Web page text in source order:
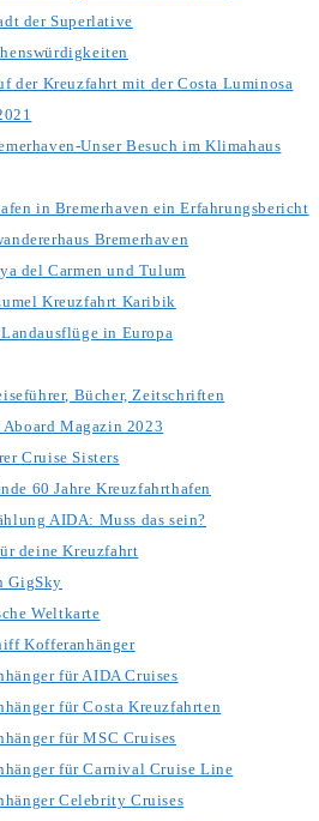
der Superlative
der Kreuzfahrt mit der Costa Luminosa
Unser Besuch im Klimahaus
in Bremerhaven ein Erfahrungsbericht
Bremerhaven
del Carmen und Tulum
Kreuzfahrt Karibik
in Europa
Bücher, Zeitschriften
Aboard Magazin 2023
Cruise Sisters
60 Jahre Kreuzfahrthafen
AIDA: Muss das sein?
deine Kreuzfahrt
GigSky
Weltkarte
Kofferanhänger
für AIDA Cruises
für Costa Kreuzfahrten
für MSC Cruises
für Carnival Cruise Line
Celebrity Cruises